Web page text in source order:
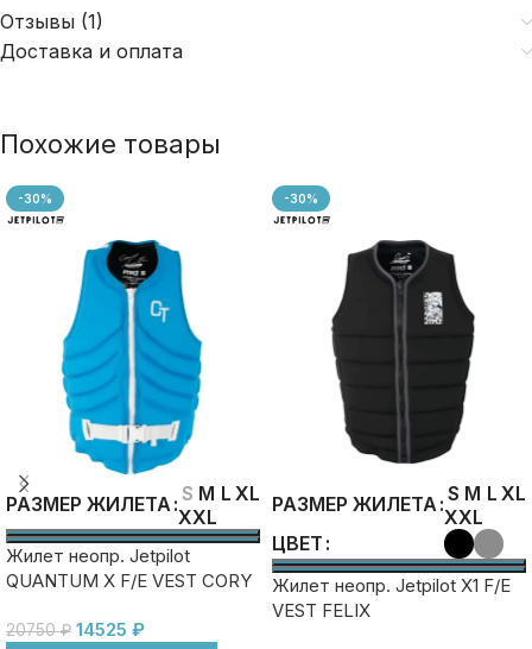
Отзывы (1)
Доставка и оплата
Похожие товары
-30%
РАЗМЕР ЖИЛЕТА S M L XL
XXL
Жилет неопр. Jetpilot
QUANTUM X F/E VEST CORY
20750₽ 14525 ₽
-30%
РАЗМЕР ЖИЛЕТА S M L XL
XXL
ЦВЕТ
Жилет неопр. Jetpilot X1 F/E
VEST FELIX